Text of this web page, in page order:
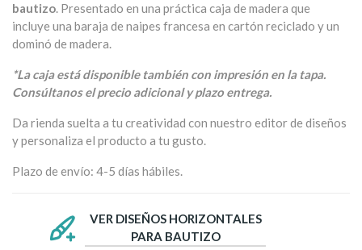
bautizo. Presentado en una práctica caja de madera que
incluye una baraja de naipes francesa en cartón reciclado y un
dominó de madera.
*La caja está disponible también con impresión en la tapa.
Consúltanos el precio adicional y plazo entrega.
Da rienda suelta a tu creatividad con nuestro editor de diseños
y personaliza el producto a tu gusto.
Plazo de envío: 4-5 días hábiles.
VER DISEÑOS HORIZONTALES
PARA BAUTIZO